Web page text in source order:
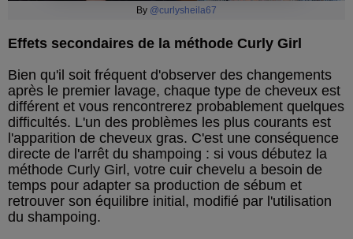
By @curlysheila67
Effets secondaires de la méthode Curly Girl
Bien qu'il soit fréquent d'observer des changements
après le premier lavage, chaque type de cheveux est
différent et vous rencontrerez probablement quelques
difficultés. L'un des problèmes les plus courants est
l'apparition de cheveux gras. C'est une conséquence
directe de l'arrêt du shampoing : si vous débutez la
méthode Curly Girl, votre cuir chevelu a besoin de
temps pour adapter sa production de sébum et
retrouver son équilibre initial, modifié par l'utilisation
du shampoing.